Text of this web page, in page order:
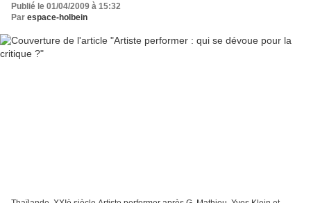
Publié le 01/04/2009 à 15:32
Par espace-holbein